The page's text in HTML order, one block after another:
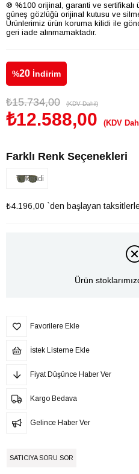
® %100 orijinal, garanti ve sertifikalı
güneş gözlüğü orijinal kutusu ve
Ürünlerimiz ürün koruma kilidi ile
geri iade alınmamaktadır.
%20 İndirim
₺15.734,00 (KDV Dahil)
₺12.588,00 (KDV
Farklı Renk Seçenekleri
Tükendi
₺4.196,00 `den başlayan
Ürün
Favorilere Ekle
İstek Listeme Ekle
Fiyat Düşünce Haber Ver
Kargo Bedava
Gelince Haber Ver
SATICIYA SORU SOR